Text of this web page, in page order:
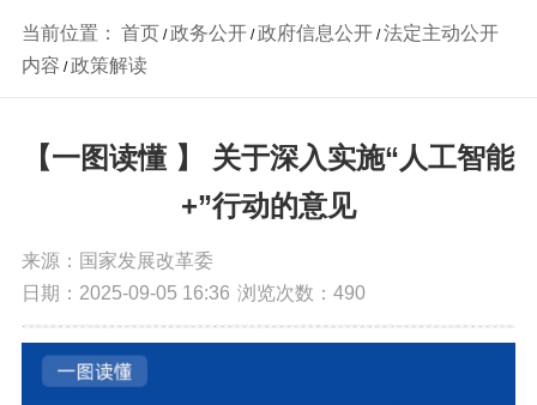
当前位置： 首页 /政务公开/政府信息公开/法定主动公开
内容 /政策解读
【一图读懂 】 关于深入实施“人工智能
+”行动的意见
来源：国家发展改革委
日期：2025-09-05 16:36 浏览次数： 490